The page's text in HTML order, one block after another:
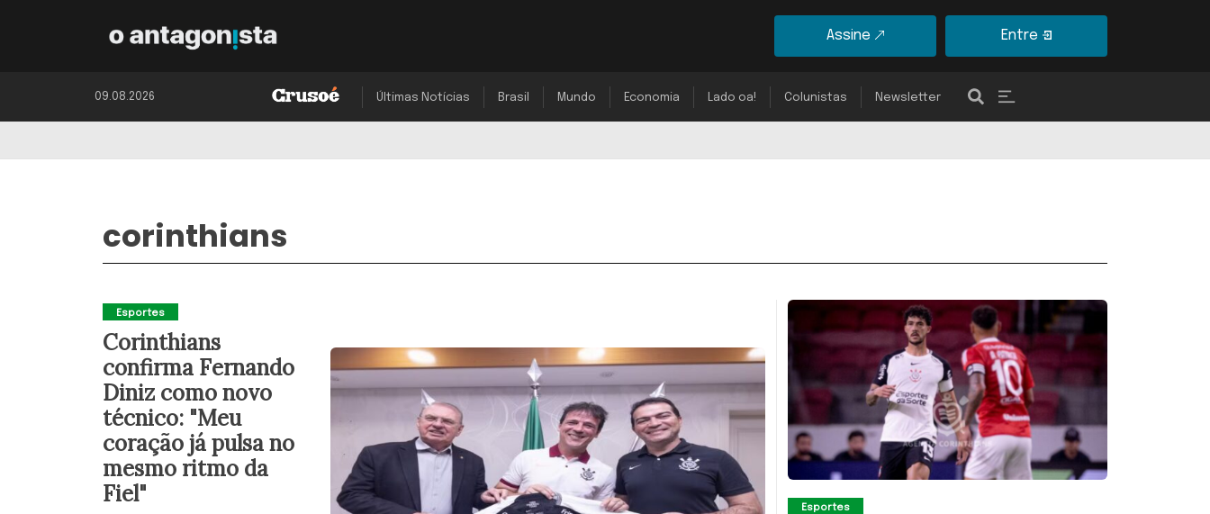
Assine Entre
09.08.2026 Últimas Notícias Brasil Mundo Economia Lado oa! Colunistas Newsletter
corinthians
Esportes
Corinthians
confirma Fernando
Diniz como novo
técnico: "Meu
coração já pulsa no
mesmo ritmo da
Fiel"
Esportes